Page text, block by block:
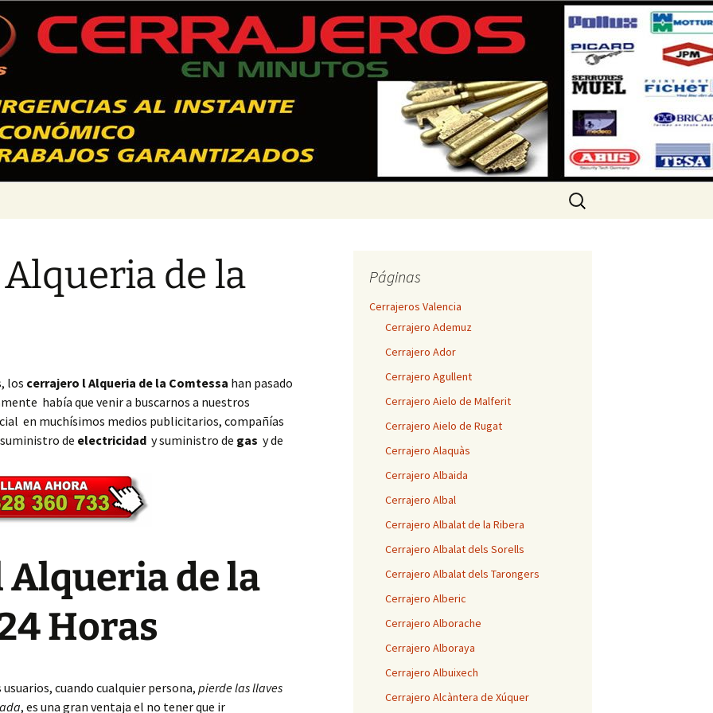
– 628 360 733
Buscar:
de la
los cerrajero l Alqueria de la Comtessa han pasado
había que venir a buscarnos a nuestros
en muchísimos medios publicitarios, compañías
de electricidad y suministro de gas y de
de la
Horas
cuando cualquier persona, pierde las llaves
, es una gran ventaja el no tener que ir
Páginas
Cerrajeros Valencia
Cerrajero Ademuz
Cerrajero Ador
Cerrajero Agullent
Cerrajero Aielo de Malferit
Cerrajero Aielo de Rugat
Cerrajero Alaquàs
Cerrajero Albaida
Cerrajero Albal
Cerrajero Albalat de la Ribera
Cerrajero Albalat dels Sorells
Cerrajero Albalat dels Tarongers
Cerrajero Alberic
Cerrajero Alborache
Cerrajero Alboraya
Cerrajero Albuixech
Cerrajero Alcàntera de Xúquer